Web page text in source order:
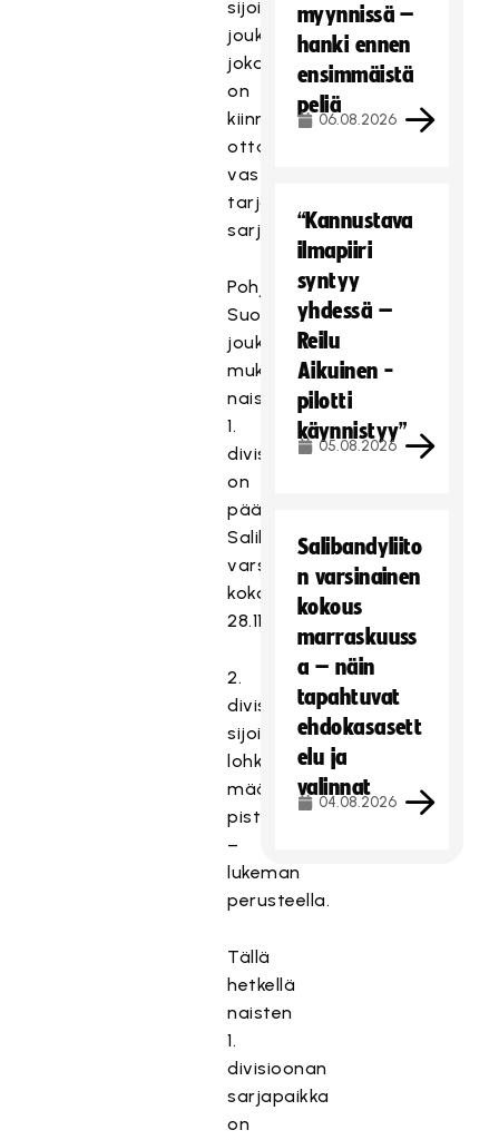
sijoittunut
joukkue,
joka
on
kiinnostunut
ottamaan
vastaan
tarjotun
sarjapaikan.
Pohjois-
Suomen
joukkueiden
mukaantulo
naisten
1.
divisioonaan
on
päätetty
Salibandyliiton
varsinaisessa
kokouksessa
28.11.
2.
divisioonajoukkueiden
sijoitukset
lohkoissa
määräytyvät
pisteet/ottelu
–
lukeman
perusteella.
Tällä
hetkellä
naisten
1.
divisioonan
sarjapaikka
on
myynnissä –
hanki ennen
ensimmäistä
peliä
06.08.2026
“Kannustava
ilmapiiri
syntyy
yhdessä –
Reilu
Aikuinen -
pilotti
käynnistyy”
05.08.2026
Salibandyliito
n varsinainen
kokous
marraskuuss
a – näin
tapahtuvat
ehdokasasett
elu ja
valinnat
04.08.2026